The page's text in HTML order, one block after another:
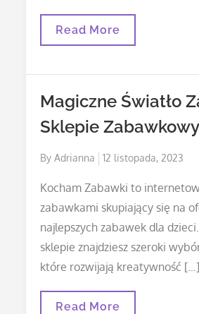
Myszki
Sprawdź
Na
Wybieramlaptopa.pl
Read More
Magiczne Światło
Sklepie
ByAdrianna
Posted
12 listopada, 2023
Kocham Zabawki to
zabawkami skupiający się na
najlepszych zabawek dla
sklepie znajdziesz szeroki
które rozwijają kreatywność […]
Magiczne
Read More